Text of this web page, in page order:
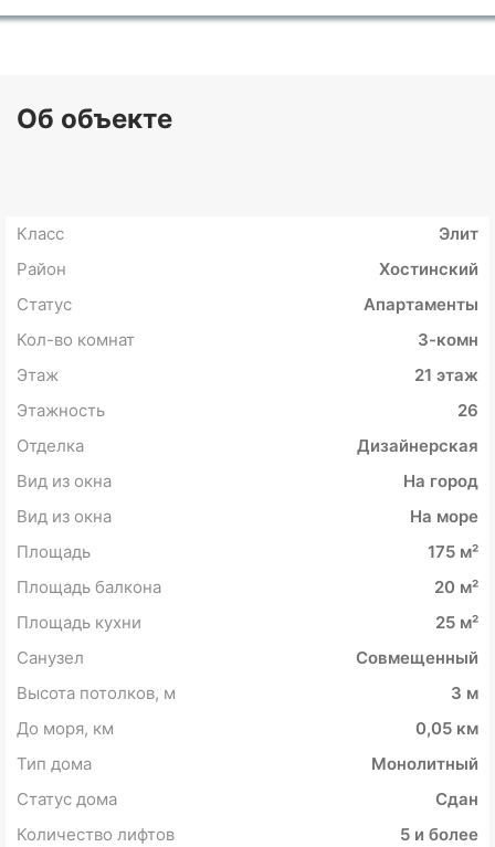
Об объекте
Класс
Элит
Район
Хостинский
Статус
Апартаменты
Кол-во комнат
3-комн
Этаж
21 этаж
Этажность
26
Отделка
Дизайнерская
Вид из окна
На город
Вид из окна
На море
Площадь
175 м²
Площадь балкона
20 м²
Площадь кухни
25 м²
Санузел
Совмещенный
Высота потолков, м
3 м
До моря, км
0,05 км
Тип дома
Монолитный
Статус дома
Сдан
Количество лифтов
5 и более